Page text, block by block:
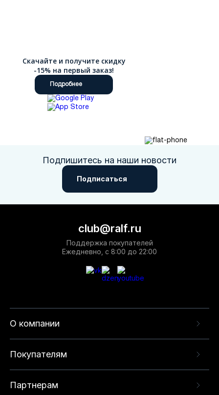
Скачайте и получите скидку
-15% на первый заказ!
Подробнее
Подпишитесь на наши новости
Подписаться
О компании
Покупателям
Партнерам
club@ralf.ru
Поддержка покупателей
Ежедневно, с 8:00 до 22:00